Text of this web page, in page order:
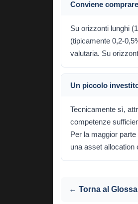
Conviene
Su orizzonti lunghi
(tipicamente 0,2-
valutaria. Su
Un piccolo
Tecnicamente sì,
competenze
Per la maggior
una asset allocation
← Torna al